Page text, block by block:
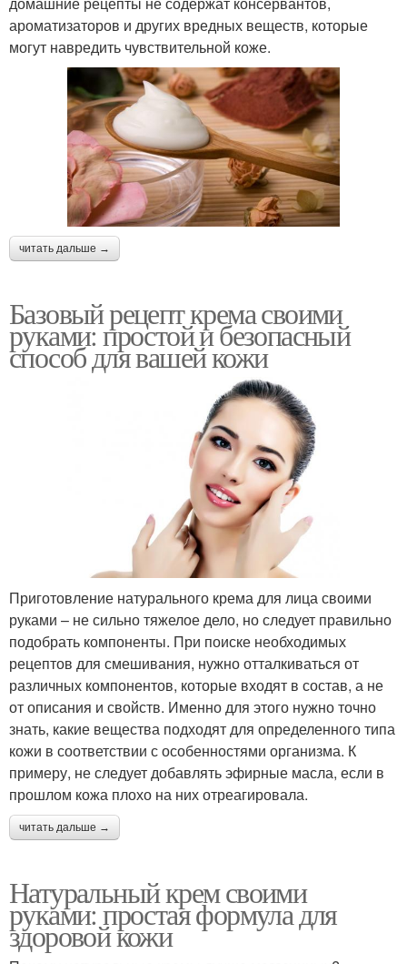
ароматизаторов и других вредных веществ, которые
могут навредить чувствительной коже.
читать дальше →
Базовый рецепт крема своими
руками: простой и безопасный
способ для вашей кожи
Приготовление натурального крема для лица своими
руками – не сильно тяжелое дело, но следует правильно
подобрать компоненты. При поиске необходимых
рецептов для смешивания, нужно отталкиваться от
различных компонентов, которые входят в состав, а не
от описания и свойств. Именно для этого нужно точно
знать, какие вещества подходят для определенного типа
кожи в соответствии с особенностями организма. К
примеру, не следует добавлять эфирные масла, если в
прошлом кожа плохо на них отреагировала.
читать дальше →
Натуральный крем своими
руками: простая формула для
здоровой кожи